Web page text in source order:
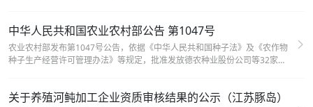
中华人民共和国农业农村部公告 第1047号
农业农村部发布第1047号公告，依据《中华人民共和国种子法》及《农作物
种子生产经营许可管理办法》等规定，批准发放德农种业股份公司等32家企
关于养殖河鲀加工企业资质审核结果的公示（江苏豚岛）